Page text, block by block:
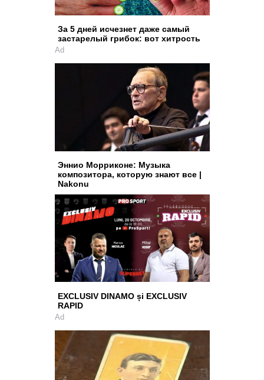
За 5 дней исчезнет даже самый
застарелый грибок: вот хитрость
Ad
Эннио Морриконе: Музыка
композитора, которую знают все |
Nakonu
EXCLUSIV DINAMO și EXCLUSIV
RAPID
Ad